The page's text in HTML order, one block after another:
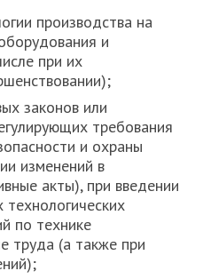
производства на
и
при их
законов или
требования
и охраны
изменений в
акты), при введении
по технике
труда (а также при